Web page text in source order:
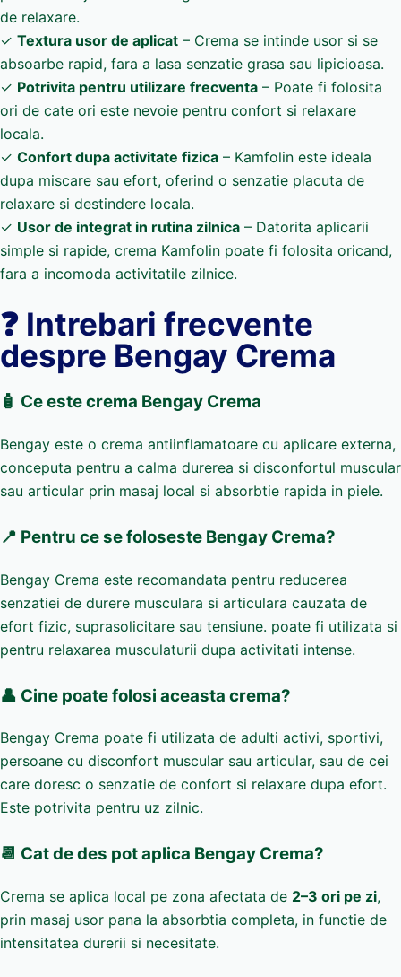
de relaxare.
✓ Textura usor de aplicat – Crema se intinde usor si se
absoarbe rapid, fara a lasa senzatie grasa sau lipicioasa.
✓ Potrivita pentru utilizare frecventa – Poate fi folosita
ori de cate ori este nevoie pentru confort si relaxare
locala.
✓ Confort dupa activitate fizica – Kamfolin este ideala
dupa miscare sau efort, oferind o senzatie placuta de
relaxare si destindere locala.
✓ Usor de integrat in rutina zilnica – Datorita aplicarii
simple si rapide, crema Kamfolin poate fi folosita oricand,
fara a incomoda activitatile zilnice.
❓ Intrebari frecvente
despre Bengay Crema
🧴 Ce este crema Bengay Crema
Bengay este o crema antiinflamatoare cu aplicare externa,
conceputa pentru a calma durerea si disconfortul muscular
sau articular prin masaj local si absorbtie rapida in piele.
📍 Pentru ce se foloseste Bengay Crema?
Bengay Crema este recomandata pentru reducerea
senzatiei de durere musculara si articulara cauzata de
efort fizic, suprasolicitare sau tensiune. poate fi utilizata si
pentru relaxarea musculaturii dupa activitati intense.
👤 Cine poate folosi aceasta crema?
Bengay Crema poate fi utilizata de adulti activi, sportivi,
persoane cu disconfort muscular sau articular, sau de cei
care doresc o senzatie de confort si relaxare dupa efort.
Este potrivita pentru uz zilnic.
📆 Cat de des pot aplica Bengay Crema?
Crema se aplica local pe zona afectata de 2–3 ori pe zi,
prin masaj usor pana la absorbtia completa, in functie de
intensitatea durerii si necesitate.